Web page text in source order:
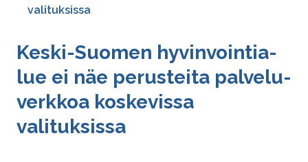
valituksissa
Keski-Suomen hy­vin­voin­tia­
lue ei näe perusteita pal­ve­lu­
verk­koa koskevissa
valituksissa